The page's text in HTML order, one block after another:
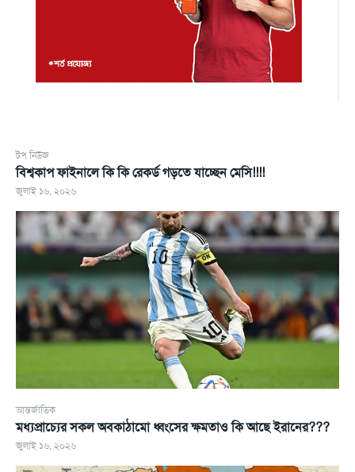
টপ নিউজ
বিশ্বকাপ ফাইনালে কি কি রেকর্ড গড়তে যাচ্ছেন মেসি!!!!
জুলাই ১৬, ২০২৬
আন্তর্জাতিক
মধ্যপ্রাচ্যের সকল অবকাঠামো ধ্বংসের ক্ষমতাও কি আছে ইরানের???
জুলাই ১৬, ২০২৬